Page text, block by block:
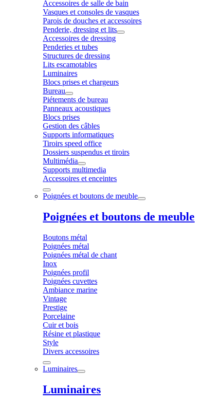
Accessoires de salle de bain
Vasques et consoles de vasques
Parois de douches et accessoires
Penderie, dressing et lits
Accessoires de dressing
Penderies et tubes
Structures de dressing
Lits escamotables
Luminaires
Blocs prises et chargeurs
Bureau
Piétements de bureau
Panneaux acoustiques
Blocs prises
Gestion des câbles
Supports informatiques
Tiroirs speed office
Dossiers suspendus et tiroirs
Multimédia
Supports multimedia
Accessoires et enceintes
Poignées et boutons de meuble
Poignées et boutons de meuble
Boutons métal
Poignées métal
Poignées métal de chant
Inox
Poignées profil
Poignées cuvettes
Ambiance marine
Vintage
Prestige
Porcelaine
Cuir et bois
Résine et plastique
Style
Divers accessoires
Luminaires
Luminaires